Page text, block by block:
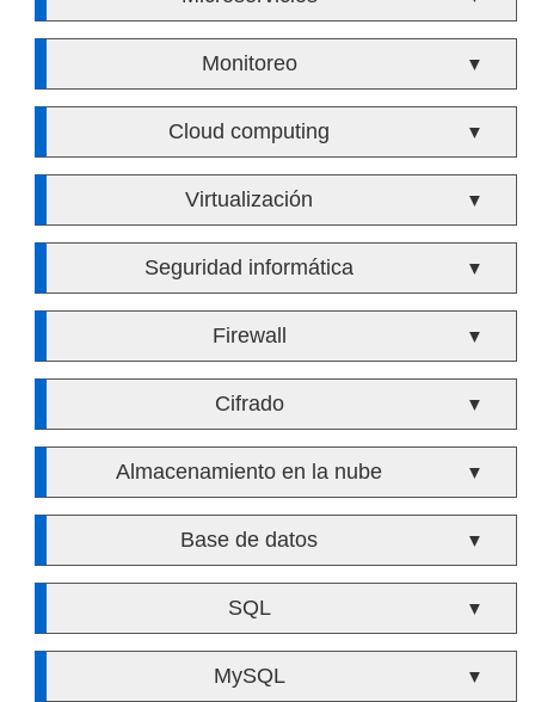
Monitoreo ▼
Cloud computing ▼
Virtualización ▼
Seguridad informática ▼
Firewall ▼
Cifrado ▼
Almacenamiento en la nube ▼
Base de datos ▼
SQL ▼
MySQL ▼